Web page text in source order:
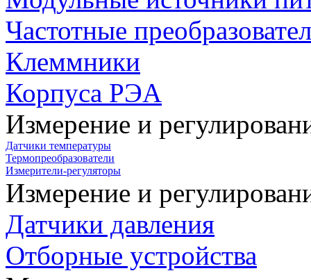
Частотные
Клеммники
Корпуса РЭА
Измерение и
Датчики температуры
Термопреобразователи
Измерители-регуляторы
Измерение и
Датчики давления
Отборные устройства